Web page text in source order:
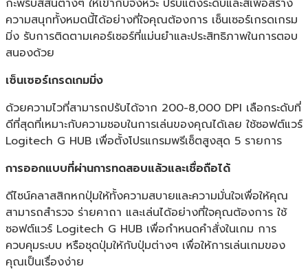
กะพริบสีสันต่างๆ ให้เข้ากับจังหวะ ปรับแต่งระดับและสีเพื่อสร้าง
ความสนุกทั้งหมดนี้ได้อย่างที่ใจคุณต้องการ เซ็นเซอร์เกรดเกรม
มิ่ง รับการติดตามเคอร์เซอร์ที่แม่นยำและประสิทธิภาพในการตอบ
สนองด้วย
เซ็นเซอร์เกรดเกมมิ่ง
ด้วยความไวที่สามารถปรับได้จาก 200-8,000 DPI เลือกระดับที่
ดีที่สุดที่เหมาะกับความชอบในการเล่นของคุณได้เลย ใช้ซอฟต์แวร์
Logitech G HUB เพื่อตั้งโปรแกรมพรีเซ็ตสูงสุด 5 รายการ
การออกแบบที่ผ่านการทดสอบแล้วและเชื่อถือได้
ดีไซน์คลาสสิกหกปุ่มให้ทั้งความสบายและความมั่นใจเพื่อให้คุณ
สามารถสำรวจ ร่ายคาถา และเล่นได้อย่างที่ใจคุณต้องการ ใช้
ซอฟต์แวร์ Logitech G HUB เพื่อกำหนดคำสั่งในเกม การ
ควบคุมระบบ หรือชุดปุ่มให้กับปุ่มต่างๆ เพื่อให้การเล่นเกมของ
คุณเป็นเรื่องง่าย